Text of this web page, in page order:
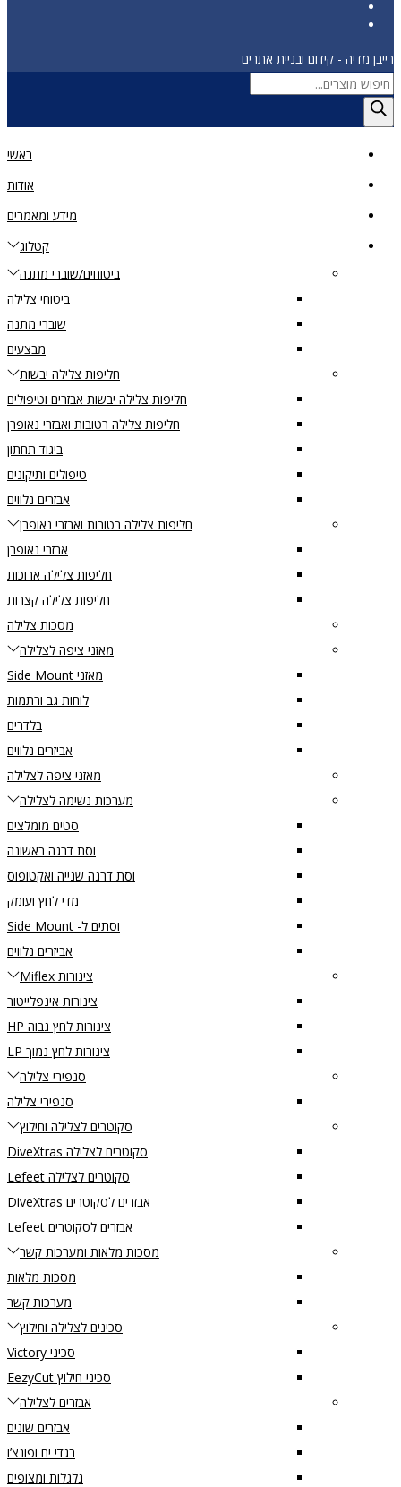
רייבן מדיה - קידום ובניית אתרים
Products
search
ראשי
אודות
מידע ומאמרים
קטלוג
ביטוחים/שוברי מתנה
ביטוחי צלילה
שוברי מתנה
מבצעים
חליפות צלילה יבשות
חליפות צלילה יבשות אבזרים וטיפולים
חליפות צלילה רטובות ואבזרי נאופרן
ביגוד תחתון
טיפולים ותיקונים
אבזרים נלווים
חליפות צלילה רטובות ואבזרי נאופרן
אבזרי נאופרן
חליפות צלילה ארוכות
חליפות צלילה קצרות
מסכות צלילה
מאזני ציפה לצלילה
מאזני Side Mount
לוחות גב ורתמות
בלדרים
אביזרים נלווים
מאזני ציפה לצלילה
מערכות נשימה לצלילה
סטים מומלצים
וסת דרגה ראשונה
וסת דרגה שנייה ואקטופוס
מדי לחץ ועומק
וסתים ל- Side Mount
אביזרים נלווים
צינורות Miflex
צינורות אינפלייטור
צינורות לחץ גבוה HP
צינורות לחץ נמוך LP
סנפירי צלילה
סנפירי צלילה
סקוטרים לצלילה וחילוץ
סקוטרים לצלילה DiveXtras
סקוטרים לצלילה Lefeet
אבזרים לסקוטרים DiveXtras
אבזרים לסקוטרים Lefeet
מסכות מלאות ומערכות קשר
מסכות מלאות
מערכות קשר
סכינים לצלילה וחילוץ
סכיני Victory
סכיני חילוץ EezyCut
אבזרים לצלילה
אבזרים שונים
בגדי ים ופונצ’ו
גלגלות ומצופים